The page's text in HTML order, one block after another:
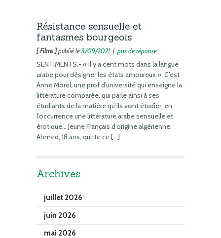
Résistance sensuelle et
fantasmes bourgeois
[ Films ]publié le3/09/2021 | pas de réponse
SENTIMENTS.- « Il y a cent mots dans la langue
arabe pour désigner les états amoureux ». C’est
Anne Morel, une prof d’université qui enseigne la
littérature comparée, qui parle ainsi à ses
étudiants de la matière qu’ils vont étudier, en
l’occurrence une littérature arabe sensuelle et
érotique… Jeune Français d’origine algérienne,
Ahmed, 18 ans, quitte ce […]
Archives
juillet 2026
juin 2026
mai 2026